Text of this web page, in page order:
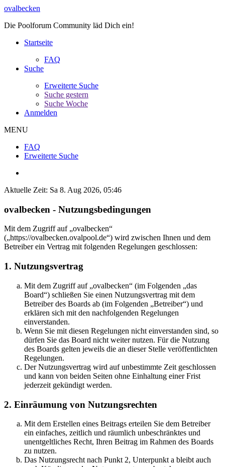
ovalbecken
Die Poolforum Community läd Dich ein!
Startseite
FAQ
Suche
Erweiterte Suche
Suche gestern
Suche Woche
Anmelden
MENU
FAQ
Erweiterte Suche
Aktuelle Zeit: Sa 8. Aug 2026, 05:46
ovalbecken - Nutzungsbedingungen
Mit dem Zugriff auf „ovalbecken“
(„https://ovalbecken.ovalpool.de“) wird zwischen Ihnen und dem
Betreiber ein Vertrag mit folgenden Regelungen geschlossen:
1. Nutzungsvertrag
Mit dem Zugriff auf „ovalbecken“ (im Folgenden „das
Board“) schließen Sie einen Nutzungsvertrag mit dem
Betreiber des Boards ab (im Folgenden „Betreiber“) und
erklären sich mit den nachfolgenden Regelungen
einverstanden.
Wenn Sie mit diesen Regelungen nicht einverstanden sind, so
dürfen Sie das Board nicht weiter nutzen. Für die Nutzung
des Boards gelten jeweils die an dieser Stelle veröffentlichten
Regelungen.
Der Nutzungsvertrag wird auf unbestimmte Zeit geschlossen
und kann von beiden Seiten ohne Einhaltung einer Frist
jederzeit gekündigt werden.
2. Einräumung von Nutzungsrechten
Mit dem Erstellen eines Beitrags erteilen Sie dem Betreiber
ein einfaches, zeitlich und räumlich unbeschränktes und
unentgeltliches Recht, Ihren Beitrag im Rahmen des Boards
zu nutzen.
Das Nutzungsrecht nach Punkt 2, Unterpunkt a bleibt auch